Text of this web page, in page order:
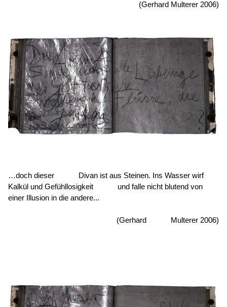
(Gerhard Multerer 2006)
…doch dieser Divan ist aus Steinen. Ins Wasser wirf
Kalkül und Gefühllosigkeit und falle nicht blutend von
einer Illusion in die andere...
(Gerhard Multerer 2006)